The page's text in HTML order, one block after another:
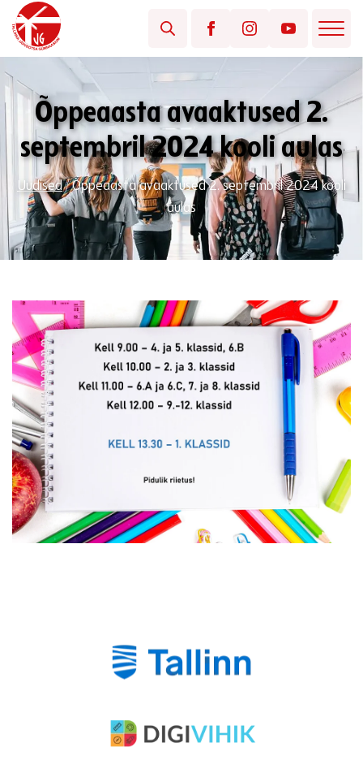
Õppeaasta avaaktused 2.
septembril 2024 kooli aulas
Uudised/Õppeaasta avaaktused 2. septembril 2024 kooli
aulas